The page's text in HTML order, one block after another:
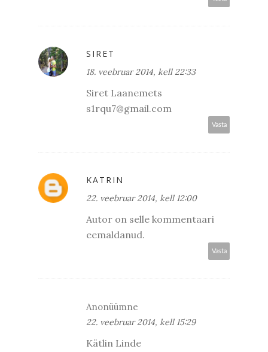
SIRET
18. veebruar 2014, kell 22:33
Siret Laanemets
s1rqu7@gmail.com
Vasta
KATRIN
22. veebruar 2014, kell 12:00
Autor on selle kommentaari
eemaldanud.
Vasta
Anonüümne
22. veebruar 2014, kell 15:29
Kätlin Linde